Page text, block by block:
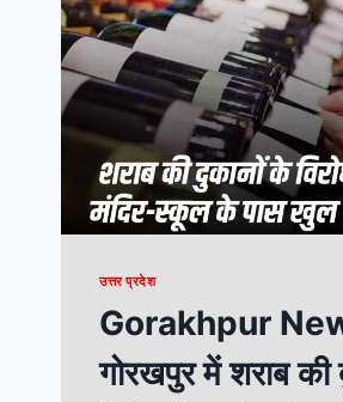
उत्तर प्रदेश
Gorakhpur
गोरखपुर में शराब